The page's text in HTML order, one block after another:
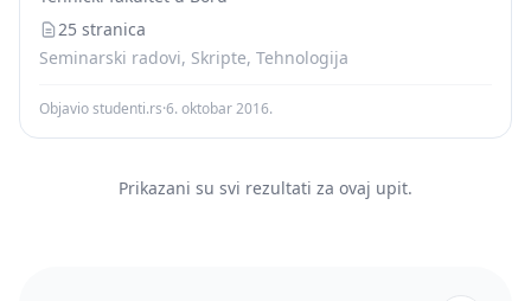
25 stranica
Seminarski radovi, Skripte, Tehnologija
Objavio studenti.rs·6. oktobar 2016.
Prikazani su svi rezultati za ovaj upit.